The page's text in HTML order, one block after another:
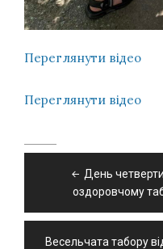
Переглянути відео
Переглянути відео
записівДень
оздоровчому
Весельчата табору